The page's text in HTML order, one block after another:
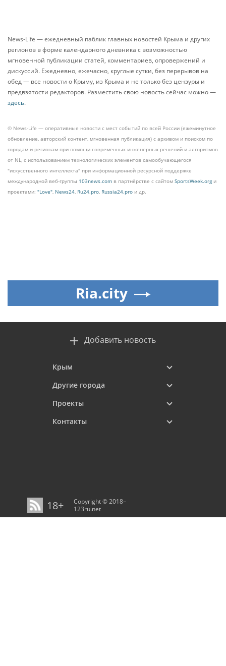
News-Life — ежедневный паблик главных новостей Крыма и других
регионов в форме календарного дневника с возможностью
мгновенной публикации статей, комментариев, опровержений и
дискуссий. Ежедневно, ежечасно, круглые сутки, без перерывов на
обед — все новости о Крыму, из Крыма и не только без цензуры и
предвзятости редакторов. Разместить свою новость сейчас можно —
здесь.
© News-Life — оперативные новости с мест событий по всей России (ежеминутное
обновление, авторский контент, мгновенная публикация) с архивом и поиском по
городам и регионам при помощи современных инженерных решений и алгоритмов
от NL, с использованием технологических элементов самообучающегося
"искусственного интеллекта" при информационной ресурсной поддержке
международной веб-группы 103news.com в партнёрстве с сайтом SportsWeek.orgи
проектами: "Love", News24, Ru24.pro, Russia24.pro и др.
Ria.city
Добавить новость
Крым
Другие города
Проекты
Контакты
18+
Copyright © 2018–
123ru.net